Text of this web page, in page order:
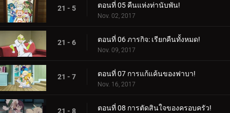
21 - 5 ตอนที่ 05 คืนแห่งท่านับพัน!
Nov. 02, 2017
21 - 6 ตอนที่ 06 ภารกิจ: เรียกคืนทั้งหมด!
Nov. 09, 2017
21 - 7 ตอนที่ 07 การแก้แค้นของฟาบา!
Nov. 16, 2017
21 - 8 ตอนที่ 08 การตัดสินใจของครอบครัว!